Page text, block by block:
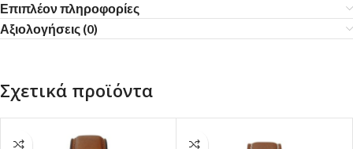
Επιπλέον πληροφορίες
Αξιολογήσεις (0)
Σχετικά προϊόντα